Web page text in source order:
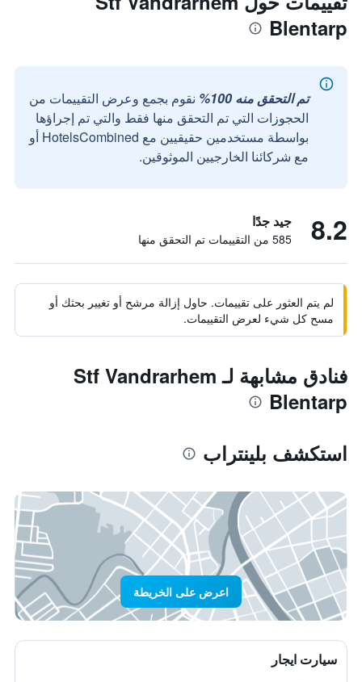
Blentarp
تم التحقق منه 100%
نقوم بجمع وعرض التقييمات من
الحجوزات التي تم التحقق منها فقط والتي تم إجراؤها
بواسطة مستخدمين حقيقيين مع HotelsCombined أو
مع شركائنا الخارجيين الموثوقين.
8.2 جيد جدًا
585 من التقييمات تم التحقق منها
لم يتم العثور على تقييمات. حاول إزالة مرشح أو تغيير بحثك أو
مسح كل شيء لعرض التقييمات.
فنادق مشابهة لـ Stf Vandrarhem
Blentarp
استكشف بلينتراب
اعرض على الخريطة
سيارت ايجار